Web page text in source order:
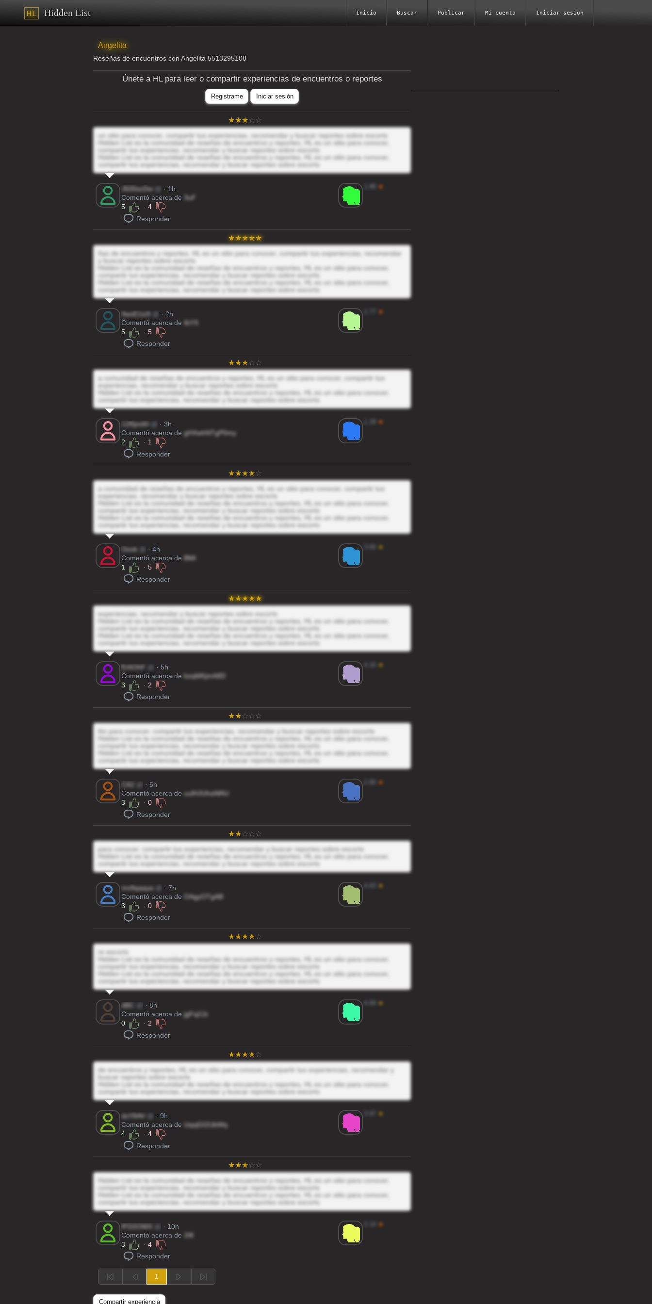
HL Hidden List Inicio Buscar Publicar Mi cuenta Iniciar sesión
Angelita
Reseñas de encuentros con Angelita 5513295108
Únete a HL para leer o compartir experiencias de encuentros o reportes
Registrame Iniciar sesión
un sitio para conocer, compartir tus experiencias, recomendar y buscar reportes sobre escorts
Hidden List es la comunidad de reseñas de encuentros y reportes, HL es un sitio para conocer,
compartir tus experiencias, recomendar y buscar reportes sobre escorts
Hidden List es la comunidad de reseñas de encuentros y reportes, HL es un sitio para conocer,
compartir tus experiencias, recomendar y buscar reportes sobre escorts
J500scDw
· 1h
Comentó acerca de
3uF
5
· 4
Responder
★
ñas de encuentros y reportes, HL es un sitio para conocer, compartir tus experiencias, recomendar
y buscar reportes sobre escorts
Hidden List es la comunidad de reseñas de encuentros y reportes, HL es un sitio para conocer,
compartir tus experiencias, recomendar y buscar reportes sobre escorts
Hidden List es la comunidad de reseñas de encuentros y reportes, HL es un sitio para conocer,
compartir tus experiencias, recomendar y buscar reportes sobre escorts
9wxE1iz9
· 2h
Comentó acerca de
IbYX
5
· 5
Responder
★
a comunidad de reseñas de encuentros y reportes, HL es un sitio para conocer, compartir tus
experiencias, recomendar y buscar reportes sobre escorts
Hidden List es la comunidad de reseñas de encuentros y reportes, HL es un sitio para conocer,
compartir tus experiencias, recomendar y buscar reportes sobre escorts
12RjmtI0
· 3h
Comentó acerca de gHXwhNTgP0my
2
· 1
Responder
★
a comunidad de reseñas de encuentros y reportes, HL es un sitio para conocer, compartir tus
experiencias, recomendar y buscar reportes sobre escorts
Hidden List es la comunidad de reseñas de encuentros y reportes, HL es un sitio para conocer,
compartir tus experiencias, recomendar y buscar reportes sobre escorts
Hidden List es la comunidad de reseñas de encuentros y reportes, HL es un sitio para conocer,
compartir tus experiencias, recomendar y buscar reportes sobre escorts
Ooxk
· 4h
Comentó acerca de
BMt
1
· 5
Responder
★
experiencias, recomendar y buscar reportes sobre escorts
Hidden List es la comunidad de reseñas de encuentros y reportes, HL es un sitio para conocer,
compartir tus experiencias, recomendar y buscar reportes sobre escorts
Hidden List es la comunidad de reseñas de encuentros y reportes, HL es un sitio para conocer,
compartir tus experiencias, recomendar y buscar reportes sobre escorts
Er6OhF
· 5h
Comentó acerca de bzqMKjmA8D
3
· 2
Responder
★
itio para conocer, compartir tus experiencias, recomendar y buscar reportes sobre escorts
Hidden List es la comunidad de reseñas de encuentros y reportes, HL es un sitio para conocer,
compartir tus experiencias, recomendar y buscar reportes sobre escorts
Hidden List es la comunidad de reseñas de encuentros y reportes, HL es un sitio para conocer,
compartir tus experiencias, recomendar y buscar reportes sobre escorts
· 6h
Comentó acerca de uulHJUhaWAU
3
· 0
Responder
★
para conocer, compartir tus experiencias, recomendar y buscar reportes sobre escorts
Hidden List es la comunidad de reseñas de encuentros y reportes, HL es un sitio para conocer,
compartir tus experiencias, recomendar y buscar reportes sobre escorts
mx9qaaya
· 7h
Comentó acerca de
OAgyOTgAB
3
· 0
Responder
★
re escorts
Hidden List es la comunidad de reseñas de encuentros y reportes, HL es un sitio para conocer,
compartir tus experiencias, recomendar y buscar reportes sobre escorts
Hidden List es la comunidad de reseñas de encuentros y reportes, HL es un sitio para conocer,
compartir tus experiencias, recomendar y buscar reportes sobre escorts
dBC
· 8h
Comentó acerca de jgFq2Jz
0
· 2
Responder
★
de encuentros y reportes, HL es un sitio para conocer, compartir tus experiencias, recomendar y
buscar reportes sobre escorts
Hidden List es la comunidad de reseñas de encuentros y reportes, HL es un sitio para conocer,
compartir tus experiencias, recomendar y buscar reportes sobre escorts
dzY8AV
· 9h
Comentó acerca de
UqsjGI2UbWq
4
· 4
Responder
★
Hidden List es la comunidad de reseñas de encuentros y reportes, HL es un sitio para conocer,
compartir tus experiencias, recomendar y buscar reportes sobre escorts
Hidden List es la comunidad de reseñas de encuentros y reportes, HL es un sitio para conocer,
compartir tus experiencias, recomendar y buscar reportes sobre escorts
fFD2OWX
· 10h
Comentó acerca de
2I8
3
· 4
Responder
★
1